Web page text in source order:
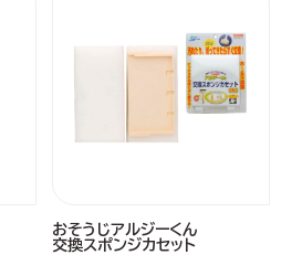
おそうじアルジーくん
交換スポンジカセット